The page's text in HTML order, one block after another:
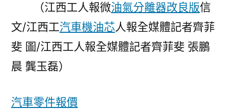
（江西工人報微油氣分離器改良版信
文/江西工汽車機油芯人報全媒體記者齊菲
斐 圖/江西工人報全媒體記者齊菲斐 張鵬
晨 龔玉磊）
汽車零件報價